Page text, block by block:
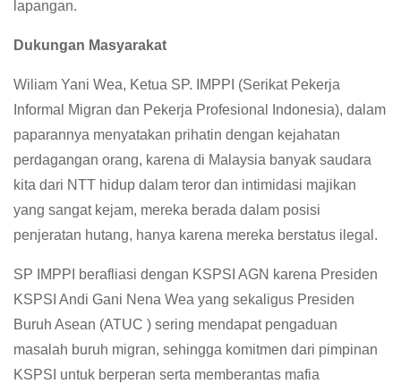
lapangan.
Dukungan Masyarakat
Wiliam Yani Wea, Ketua SP. IMPPI (Serikat Pekerja
Informal Migran dan Pekerja Profesional Indonesia), dalam
paparannya menyatakan prihatin dengan kejahatan
perdagangan orang, karena di Malaysia banyak saudara
kita dari NTT hidup dalam teror dan intimidasi majikan
yang sangat kejam, mereka berada dalam posisi
penjeratan hutang, hanya karena mereka berstatus ilegal.
SP IMPPI berafliasi dengan KSPSI AGN karena Presiden
KSPSI Andi Gani Nena Wea yang sekaligus Presiden
Buruh Asean (ATUC ) sering mendapat pengaduan
masalah buruh migran, sehingga komitmen dari pimpinan
KSPSI untuk berperan serta memberantas mafia